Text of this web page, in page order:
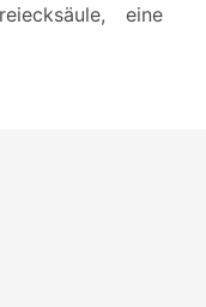
eine